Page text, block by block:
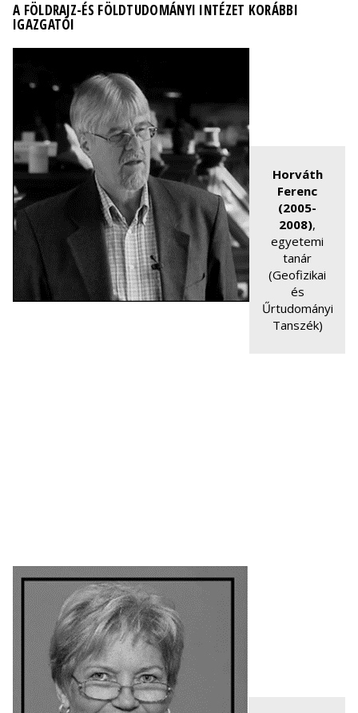
A FÖLDRAJZ-ÉS FÖLDTUDOMÁNYI INTÉZET KORÁBBI
IGAZGATÓI
Horváth
Ferenc
(2005-
2008),
egyetemi
tanár
(Geofizikai
és
Űrtudományi
Tanszék)